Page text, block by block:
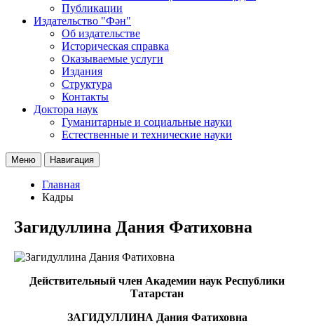
Публикации
Издательство "Фән"
Об издательстве
Историческая справка
Оказываемые услуги
Издания
Структура
Контакты
Доктора наук
Гуманитарные и социальные науки
Естественные и технические науки
Меню Навигация
Главная
Кадры
Загидуллина Дания Фатиховна
Действительный член Академии наук Республики
Татарстан
ЗАГИДУЛЛИНА Дания Фатиховна